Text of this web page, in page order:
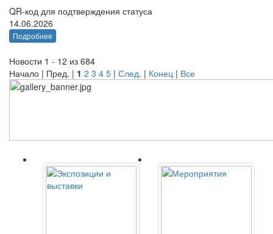
QR-код для подтверждения статуса
14.06.2026
Подробнее
Новости 1 - 12 из 684
Начало | Пред. | 1 2 3 4 5 | След. | Конец | Все